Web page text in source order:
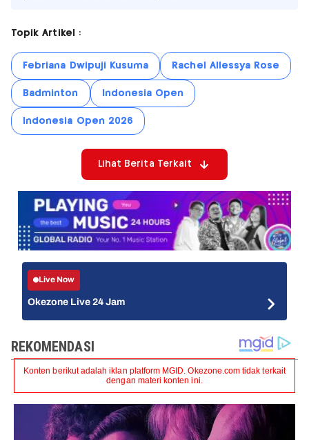
Topik Artikel :
Febriana Dwipuji Kusuma Rachel Allessya Rose
Badminton Indonesia Open
Indonesia Open 2026
Lihat Berita Terkait
Live Now
Okezone Live 24 Jam